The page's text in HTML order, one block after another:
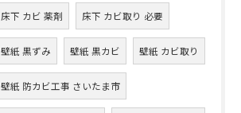
床下 カビ 薬剤 床下 カビ取り 必要
壁紙 黒ずみ 壁紙 黒カビ 壁紙 カビ取り
壁紙 防カビ工事 さいたま市